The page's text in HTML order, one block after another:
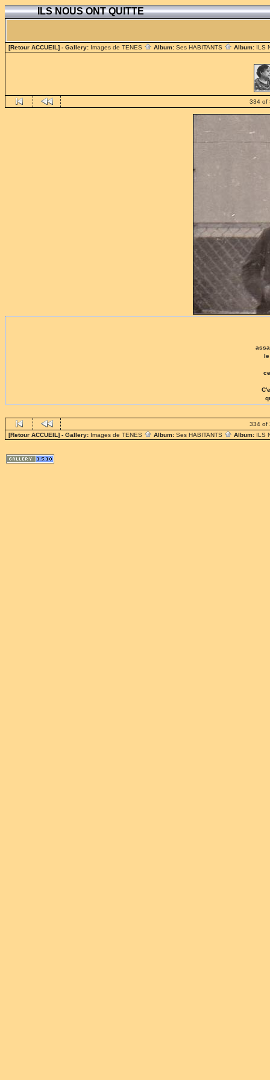
ILS NOUS ONT QUITTE
[Retour ACCUEIL] - Gallery: Images de TENES Album: Ses HABITANTS Album: ILS
334 of
le
334 of
[Retour ACCUEIL] - Gallery: Images de TENES Album: Ses HABITANTS Album: ILS